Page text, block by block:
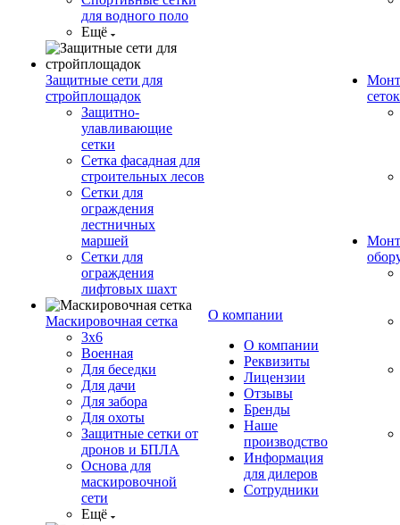
для водного поло
Ещё
Защитные сети для
стройплощадок
Защитно-
улавливающие
сетки
Сетка фасадная для
строительных лесов
Сетки для
ограждения
лестничных
маршей
Сетки для
ограждения
лифтовых шахт
Маскировочная сетка
3х6
Военная
Для беседки
Для дачи
Для забора
Для охоты
Защитные сетки от
дронов и БПЛА
Основа для
маскировочной
сети
Ещё
О компании
О компании
Реквизиты
Лицензии
Отзывы
Бренды
Наше
производство
Информация
для дилеров
Сотрудники
сеток